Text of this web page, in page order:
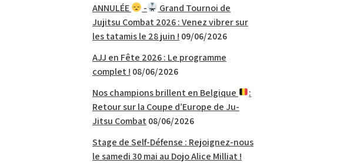
ANNULÉE
-
Grand Tournoi de
Jujitsu Combat 2026 : Venez vibrer sur
les tatamis le 28 juin ! 09/06/2026
AJJ en Fête 2026 : Le programme
complet ! 08/06/2026
Nos champions brillent en Belgique
:
Retour sur la Coupe d’Europe de Ju-
Jitsu Combat 08/06/2026
Stage de Self-Défense : Rejoignez-nous
le samedi 30 mai au Dojo Alice Milliat !